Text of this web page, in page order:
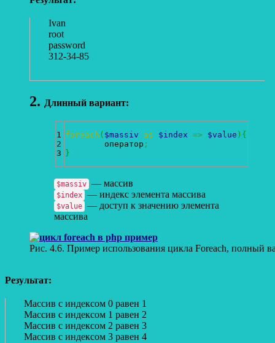
Ivan
root
password
312-34-85
Длинный вариант:
1
2
foreach ( $massiv as $index => $value ) {
	оператор
;
}
$massiv — массив
$index — индекс элемента массива
$value — доступ к значению элемента
массива
Рис. 4.6. Пример использования цикла Foreach, полный
Результат:
Массив с индексом 0 равен 1
Массив с индексом 1 равен 2
Массив с индексом 2 равен 3
Массив с индексом 3 равен 4